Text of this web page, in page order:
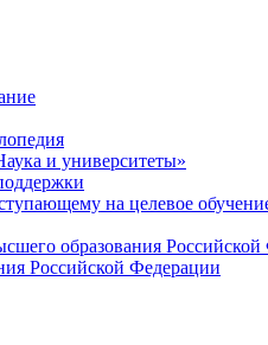
и университеты»
на целевое
образования
Российской Федерации